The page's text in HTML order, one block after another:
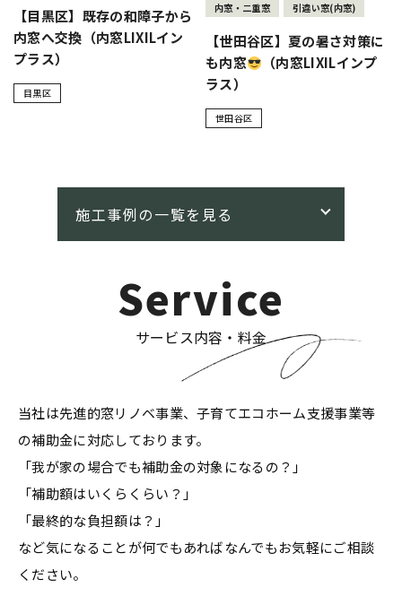
【目黒区】既存の和障子から
内窓へ交換（内窓LIXILイン
プラス）
目黒区
内窓・二重窓
引違い窓(内窓)
【世田谷区】夏の暑さ対策に
も内窓
（内窓LIXILインプ
ラス）
世田谷区
Service
サービス内容・料金
当社は先進的窓リノベ事業、子育てエコホーム支援事業等
の補助金に対応しております。
「我が家の場合でも補助金の対象になるの？」
「補助額はいくらくらい？」
「最終的な負担額は？」
など気になることが何でもあればなんでもお気軽にご相談
ください。